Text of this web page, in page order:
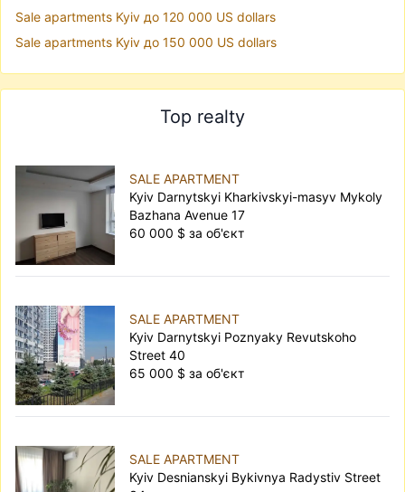
Sale apartments Kyiv до 120 000 US dollars
Sale apartments Kyiv до 150 000 US dollars
Top realty
SALE APARTMENT
Kyiv Darnytskyi Kharkivskyi-masyv Mykoly
Bazhana Avenue 17
60 000 $ за об'єкт
SALE APARTMENT
Kyiv Darnytskyi Poznyaky Revutskoho
Street 40
65 000 $ за об'єкт
SALE APARTMENT
Kyiv Desnianskyi Bykivnya Radystiv Street